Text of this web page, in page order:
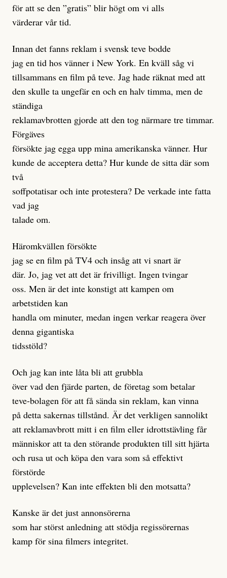
för att se den ”gratis” blir högt om vi alls
värderar vår tid.
Innan det fanns reklam i svensk teve bodde
jag en tid hos vänner i New York. En kväll såg vi
tillsammans en film på teve. Jag hade räknat med att
den skulle ta ungefär en och en halv timma, men de
ständiga
reklamavbrotten gjorde att den tog närmare tre timmar.
Förgäves
försökte jag egga upp mina amerikanska vänner. Hur
kunde de acceptera detta? Hur kunde de sitta där som
två
soffpotatisar och inte protestera? De verkade inte fatta
vad jag
talade om.
Häromkvällen försökte
jag se en film på TV4 och insåg att vi snart är
där. Jo, jag vet att det är frivilligt. Ingen tvingar
oss. Men är det inte konstigt att kampen om
arbetstiden kan
handla om minuter, medan ingen verkar reagera över
denna gigantiska
tidsstöld?
Och jag kan inte låta bli att grubbla
över vad den fjärde parten, de företag som betalar
teve-bolagen för att få sända sin reklam, kan vinna
på detta sakernas tillstånd. Är det verkligen sannolikt
att reklamavbrott mitt i en film eller idrottstävling får
människor att ta den störande produkten till sitt hjärta
och rusa ut och köpa den vara som så effektivt
förstörde
upplevelsen? Kan inte effekten bli den motsatta?
Kanske är det just annonsörerna
som har störst anledning att stödja regissörernas
kamp för sina filmers integritet.